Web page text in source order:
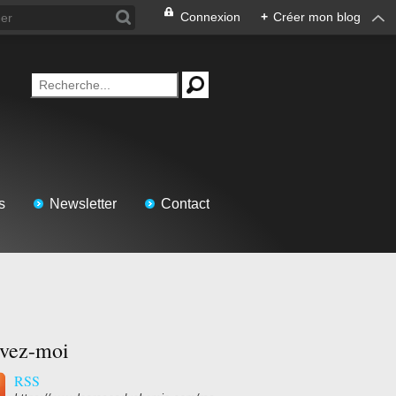
Connexion + Créer mon blog
Newsletter Contact
moi
RSS